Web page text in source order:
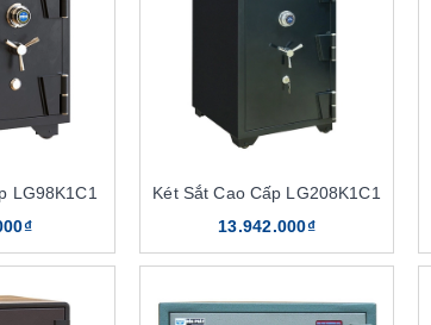
LG98K1C1
Két Sắt Cao Cấp LG208K1C1
13.942.000₫